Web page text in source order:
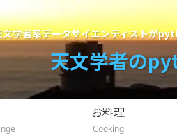
文学者系データサイエンティストが
天文学者の
お料理
Cooking